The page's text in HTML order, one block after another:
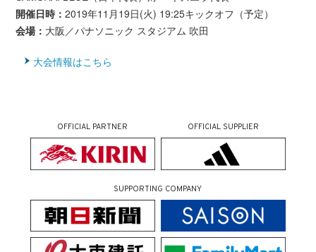
開催日時：2019年11月19日(火) 19:25キックオフ（予定）
会場： 大阪／パナソニック スタジアム 吹田
大会情報はこちら
OFFICIAL PARTNER OFFICIAL SUPPLIER
SUPPORTING COMPANY